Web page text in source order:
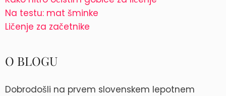
Na testu: mat šminke
Ličenje za začetnike
O BLOGU
Dobrodošli na prvem slovenskem lepotnem